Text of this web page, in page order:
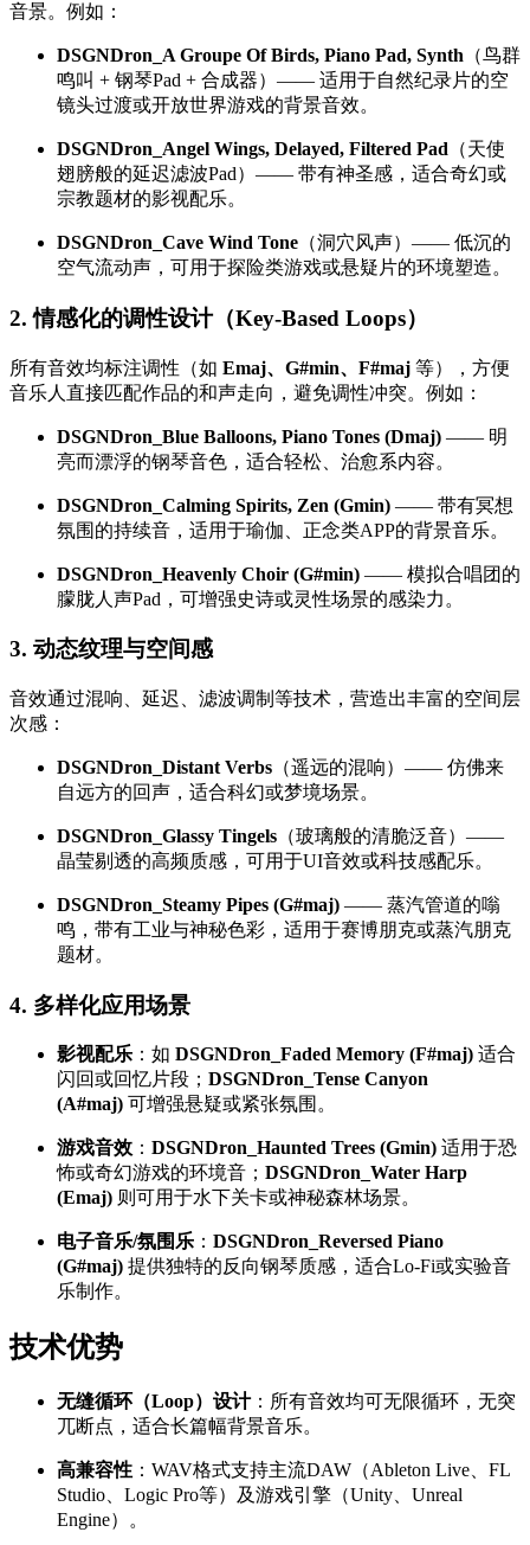
音景。例如：
DSGNDron_A Groupe Of Birds, Piano Pad, Synth （鸟群
鸣叫 + 钢琴Pad + 合成器）—— 适用于自然纪录片的空
镜头过渡或开放世界游戏的背景音效。
DSGNDron_Angel Wings, Delayed, Filtered Pad （天使
翅膀般的延迟滤波Pad）—— 带有神圣感，适合奇幻或
宗教题材的影视配乐。
DSGNDron_Cave Wind Tone （洞穴风声）—— 低沉的
空气流动声，可用于探险类游戏或悬疑片的环境塑造。
2. 情感化的调性设计（Key-Based Loops）
所有音效均标注调性（如 Emaj、G#min、F#maj 等），方便
音乐人直接匹配作品的和声走向，避免调性冲突。例如：
DSGNDron_Blue Balloons, Piano Tones (Dmaj) —— 明
亮而漂浮的钢琴音色，适合轻松、治愈系内容。
DSGNDron_Calming Spirits, Zen (Gmin) —— 带有冥想
氛围的持续音，适用于瑜伽、正念类APP的背景音乐。
DSGNDron_Heavenly Choir (G#min) —— 模拟合唱团的
朦胧人声Pad，可增强史诗或灵性场景的感染力。
3. 动态纹理与空间感
音效通过混响、延迟、滤波调制等技术，营造出丰富的空间层
次感：
DSGNDron_Distant Verbs （遥远的混响）—— 仿佛来
自远方的回声，适合科幻或梦境场景。
DSGNDron_Glassy Tingels （玻璃般的清脆泛音）——
晶莹剔透的高频质感，可用于UI音效或科技感配乐。
DSGNDron_Steamy Pipes (G#maj) —— 蒸汽管道的嗡
鸣，带有工业与神秘色彩，适用于赛博朋克或蒸汽朋克
题材。
4. 多样化应用场景
影视配乐 ：如 DSGNDron_Faded Memory (F#maj) 适合
闪回或回忆片段； DSGNDron_Tense Canyon
(A#maj) 可增强悬疑或紧张氛围。
游戏音效 ： DSGNDron_Haunted Trees (Gmin) 适用于恐
怖或奇幻游戏的环境音； DSGNDron_Water Harp
(Emaj) 则可用于水下关卡或神秘森林场景。
电子音乐/氛围乐 ： DSGNDron_Reversed Piano
(G#maj) 提供独特的反向钢琴质感，适合Lo-Fi或实验音
乐制作。
技术优势
无缝循环（Loop）设计：所有音效均可无限循环，无突
兀断点，适合长篇幅背景音乐。
高兼容性 ：WAV格式支持主流DAW（Ableton Live、FL
Studio、Logic Pro等）及游戏引擎（Unity、Unreal
Engine）。